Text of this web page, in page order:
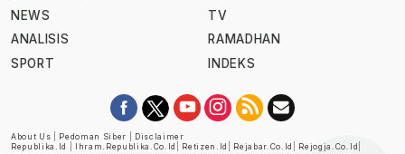
NEWS
ANALISIS
SPORT
TV
RAMADHAN
INDEKS
About Us Pedoman Siber
Disclaimer
Republika.id
Ihram.republika.co.id Retizen.id Rejabar.co.id Rejogja.co.id